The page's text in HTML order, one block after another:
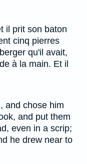
il prit son baton
cinq pierres
qu'il avait,
à la main. Et il
and chose him
and put them
even in a scrip;
he drew near to